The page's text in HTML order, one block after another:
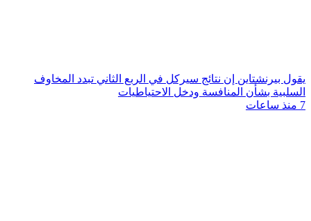
يقول بيرنشتاين إن نتائج سيركل في الربع الثاني تبدد المخاوف
السلبية بشأن المنافسة ودخل الاحتياطيات
7 منذ ساعات